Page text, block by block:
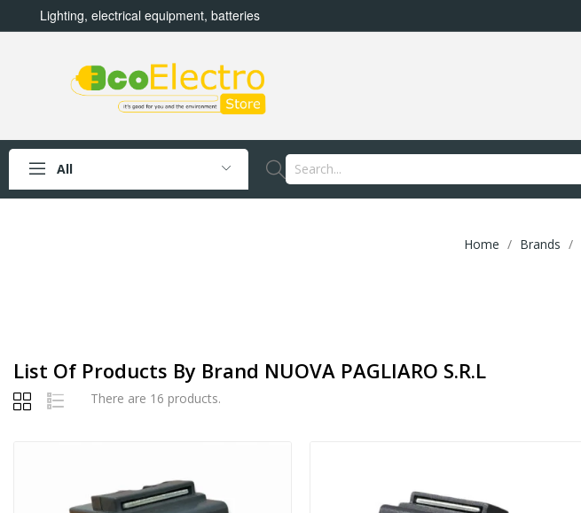
Lighting, electrical equipment, batteries
All
Home Brands
List Of Products By Brand NUOVA PAGLIARO S.R.L
There are 16 products.